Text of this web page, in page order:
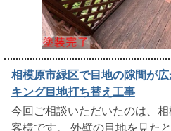
相模原市緑区で目地の隙間が
キング目地打ち替え工事
今回ご相談いただいたのは、
客様です。 外壁の目地を見た